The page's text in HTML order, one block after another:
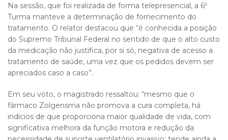
Na sessão, que foi realizada de forma telepresencial, a 6ª
Turma manteve a determinação de fornecimento do
tratamento. O relator destacou que “é conhecida a posição
do Supremo Tribunal Federal no sentido de que o alto custo
da medicação não justifica, por si só, negativa de acesso a
tratamento de saúde, uma vez que os pedidos devem ser
apreciados caso a caso”.
Em seu voto, o magistrado ressaltou: “mesmo que o
fármaco Zolgensma não promova a cura completa, há
indícios de que proporciona maior qualidade de vida, com
significativa melhora da função motora e redução da